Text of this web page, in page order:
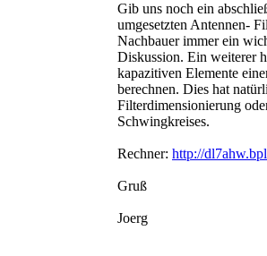
Gib uns noch ein
umgesetzten Antennen-
Nachbauer immer ein
Diskussion. Ein weiterer
kapazitiven Elemente
berechnen. Dies hat
Filterdimensionierung
Schwingkreises.
Rechner: http://
Gruß
Joerg